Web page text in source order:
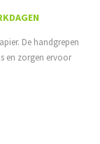
De handgrepen
en zorgen ervoor